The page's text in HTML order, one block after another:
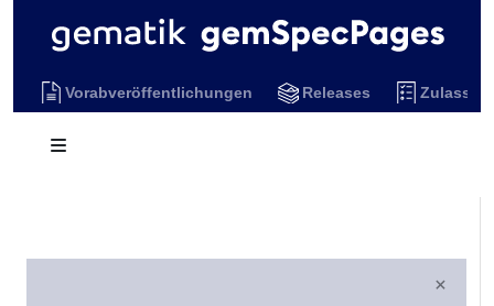
Vorabveröffentlichungen Releases
×